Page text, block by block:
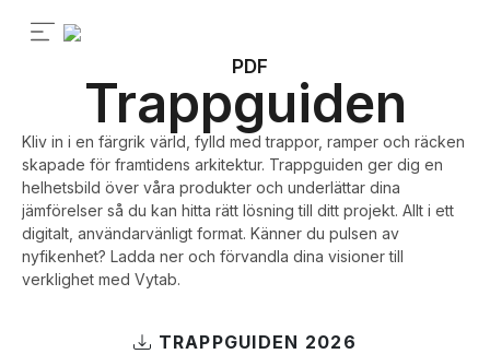
PDF
Trappguiden
Kliv in i en färgrik värld, fylld med trappor, ramper och räcken
skapade för framtidens arkitektur. Trappguiden ger dig en
helhetsbild över våra produkter och underlättar dina
jämförelser så du kan hitta rätt lösning till ditt projekt. Allt i ett
digitalt, användarvänligt format. Känner du pulsen av
nyfikenhet? Ladda ner och förvandla dina visioner till
verklighet med Vytab.
TRAPPGUIDEN 2026